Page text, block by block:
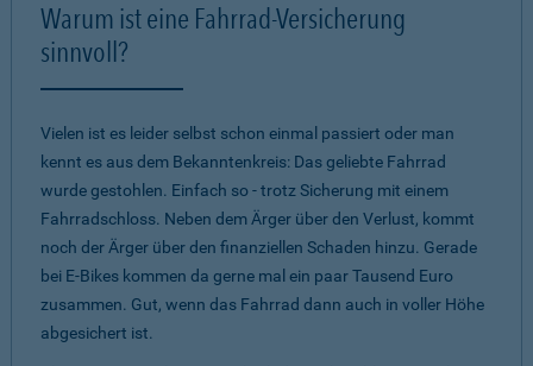
Warum ist eine Fahrrad-Versicherung
sinnvoll?
Vielen ist es leider selbst schon einmal passiert oder man
kennt es aus dem Bekanntenkreis: Das geliebte Fahrrad
wurde gestohlen. Einfach so - trotz Sicherung mit einem
Fahrradschloss. Neben dem Ärger über den Verlust, kommt
noch der Ärger über den finanziellen Schaden hinzu. Gerade
bei E-Bikes kommen da gerne mal ein paar Tausend Euro
zusammen. Gut, wenn das Fahrrad dann auch in voller Höhe
abgesichert ist.